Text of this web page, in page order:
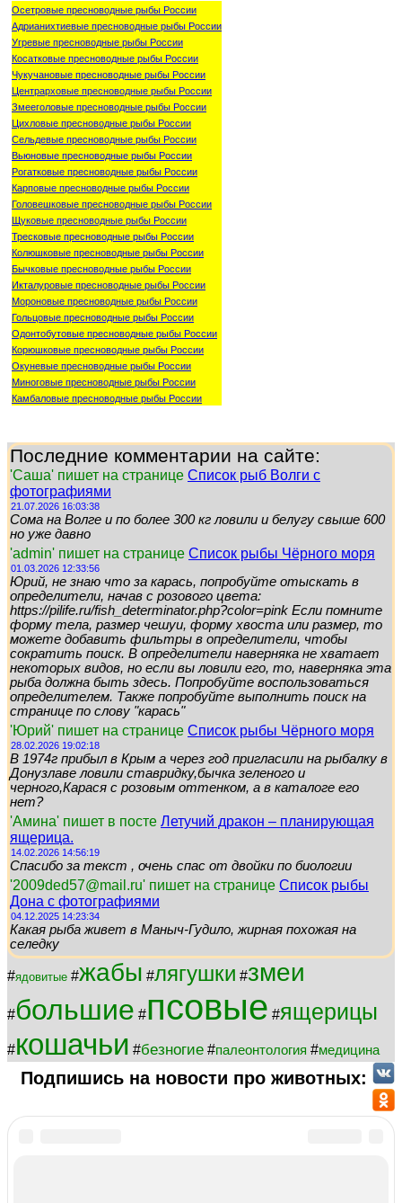
Осетровые пресноводные рыбы России
Адрианихтиевые пресноводные рыбы России
Угревые пресноводные рыбы России
Косатковые пресноводные рыбы России
Чукучановые пресноводные рыбы России
Центрарховые пресноводные рыбы России
Змееголовые пресноводные рыбы России
Цихловые пресноводные рыбы России
Сельдевые пресноводные рыбы России
Вьюновые пресноводные рыбы России
Рогатковые пресноводные рыбы России
Карповые пресноводные рыбы России
Головешковые пресноводные рыбы России
Щуковые пресноводные рыбы России
Тресковые пресноводные рыбы России
Колюшковые пресноводные рыбы России
Бычковые пресноводные рыбы России
Икталуровые пресноводные рыбы России
Мороновые пресноводные рыбы России
Гольцовые пресноводные рыбы России
Одонтобутовые пресноводные рыбы России
Корюшковые пресноводные рыбы России
Окуневые пресноводные рыбы России
Миноговые пресноводные рыбы России
Камбаловые пресноводные рыбы России
Последние комментарии на сайте:
'Саша' пишет на странице Список рыб Волги с
фотографиями
21.07.2026 16:03:38
Сома на Волге и по более 300 кг ловили и белугу свыше 600
но уже давно
'admin' пишет на странице Список рыбы Чёрного моря
01.03.2026 12:33:56
Юрий, не знаю что за карась, попробуйте отыскать в
определители, начав с розового цвета:
https://pilife.ru/fish_determinator.php?color=pink Если помните
форму тела, размер чешуи, форму хвоста или размер, то
можете добавить фильтры в определители, чтобы
сократить поиск. В определители наверняка не хватает
некоторых видов, но если вы ловили его, то, наверняка эта
рыба должна быть здесь. Попробуйте воспользоваться
определителем. Также попробуйте выполнить поиск на
странице по слову "карась"
'Юрий' пишет на странице Список рыбы Чёрного моря
28.02.2026 19:02:18
В 1974г прибыл в Крым а через год пригласили на рыбалку в
Донузлаве ловили ставридку,бычка зеленого и
черного,Карася с розовым оттенком, а в каталоге его
нет?
'Амина' пишет в посте Летучий дракон – планирующая
ящерица.
14.02.2026 14:56:19
Спасибо за текст , очень спас от двойки по биологии
'2009ded57@mail.ru' пишет на странице Список рыбы
Дона с фотографиями
04.12.2025 14:23:34
Какая рыба живет в Маныч-Гудило, жирная похожая на
селедку
#ядовитые #жабы #лягушки #змеи
#большие #псовые #ящерицы
#кошачьи #безногие #палеонтология #медицина
Подпишись на новости про животных: